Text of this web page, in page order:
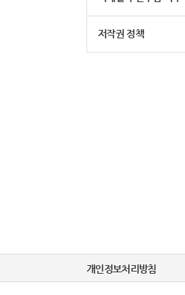
저작권 정책
개인정보처리방침